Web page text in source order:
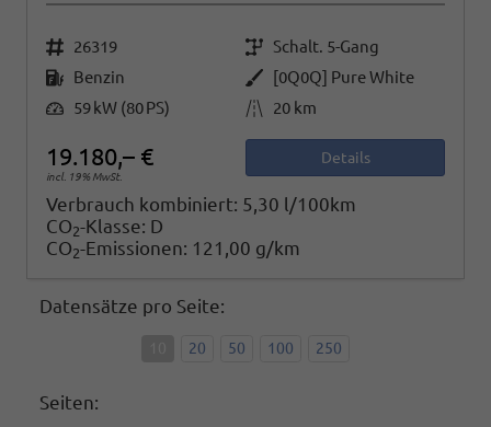
Fahrzeugnr. 26319 Getriebe Schalt. 5-Gang
Kraftstoff Benzin Außenfarbe
[0Q0Q] Pure White
Leistung 59 kW (80 PS) Kilometerstand 20 km
19.180,– €
incl. 19% MwSt.
Details
Verbrauch kombiniert: 5,30 l/100km
CO2-Klasse: D
CO2-Emissionen: 121,00 g/km
Datensätze pro Seite:
20 50 100 250
Seiten: